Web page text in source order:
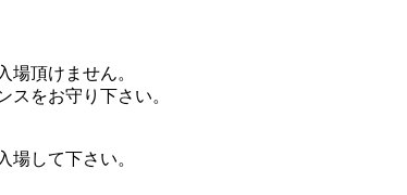
場頂けません。
をお守り下さい。
場して下さい。